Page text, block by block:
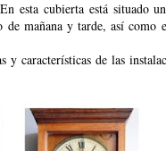
esta cubierta está situado
mañana y tarde, así como
características de las